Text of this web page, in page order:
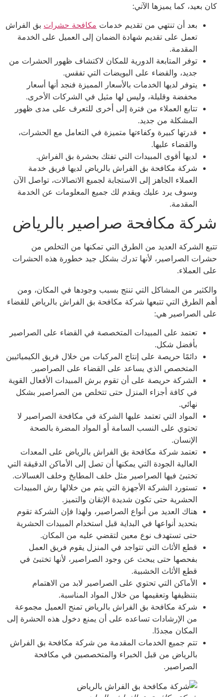
بعيد، كما يميزها الآتي:
بعد أن تنتهي من تقديم خدماتمكافحة حشراتبق الفراش
تعمل على تقديم شهادة الضمان إلى العميل على الخدمة
المقدمة.
توفر المتابعة الدورية للمكان لاكتشاف ظهور الحشرات من
جديد، والقضاء على البويضات التي تفقس.
يتوفر لديها الخدمات بالأسعار المميزة فنجد أنها أسعار
مخفضة وقليلة، وليس لها مثيل في الشركات الأخرى.
تتابع العملاء من فترة إلى أخرى للتعرف على مدى ظهور
المشكلة من جديد.
قدرتها كبيرة وكفاءتها متميزة في التعامل مع الحشرات،
والقضاء عليها.
لديها أقوى المبيدات التي تفتك بحشرة بق الفراش.
شركة مكافحة بق الفراش بالرياض لديها فريق خدمة
العملاء الجاهز إلى الاستجابة لجميع الاتصالات، تواصل الآن
وسوف يرد عليك ويقدم لك جميع المعلومات عن الخدمة
المقدمة.
مكافحة صراصير بالرياض
الشركة العديد من الطرق التي تمكنها من التخلص من
الصراصير، لأنها تدرك بشكل جيد خطورة هذه الحشرات
العملاء.
من المشاكل التي تنتج بسبب وجودها في المكان، ومن
الطرق التي تتبعها شركة مكافحة بق الفراش بالرياض للقضاء
الصراصير هي:
تعتمد على المبيدات المتخصصة في القضاء على الصراصير
بأفضل شكل.
دائمًا حريصة على إنتاج المركبات من خلال فريق الكيميائيين
المتخصص الذي يساعد على القضاء على الصراصير.
الشركة حريصة على أن تقوم برش المبيدات الأفعال القوية
في كافة أجزاء المنزل حتى تتخلص من الصراصير بشكل
نهائي.
المواد التي تعتمد عليها الشركة في مكافحة الصراصير لا
تحتوي على النسب السامة أو المواد المضرة بالصحة
الإنسان.
تعتمد شركة مكافحة بق الفراش بالرياض على المعدات
العالية الجودة التي يمكنها أن تصل إلى الأماكن الدقيقة التي
تختبئ فيها الصراصير مثل خلف المطابخ وخلف الغسالات.
تستورد الشركة الأجهزة التي يتم من خلالها رش المبيدات
الحشرية حتى تكون شديدة الإتقان والتميز.
هناك العديد من أنواع الصراصير، ولهذا فإن الشركة تقوم
بتحديد أنواعها في البداية قبل استخدام المبيدات الحشرية
حتى تستهدف نوع معين لتقضي عليه من المكان.
قطع الأثاث التي تتواجد في المنزل يقوم فريق العمل
بفحصها حتى يبحث عن وجود الصراصير، لأنها تختبئ في
قطع الأثاث الخشبية.
الأماكن التي تحتوي على الصراصير لابد من الاهتمام
بتنظيفها وتعقيمها من خلال المواد المناسبة.
شركة مكافحة بق الفراش بالرياض تمنح العميل مجموعة
من الإرشادات تساعده على أن يمنع دخول هذه الحشرة إلى
المكان مجددًا.
تتم جميع الخدمات المقدمة من شركة مكافحة بق الفراش
بالرياض من قبل الخبراء والمتخصصين في مكافحة
الصراصير.